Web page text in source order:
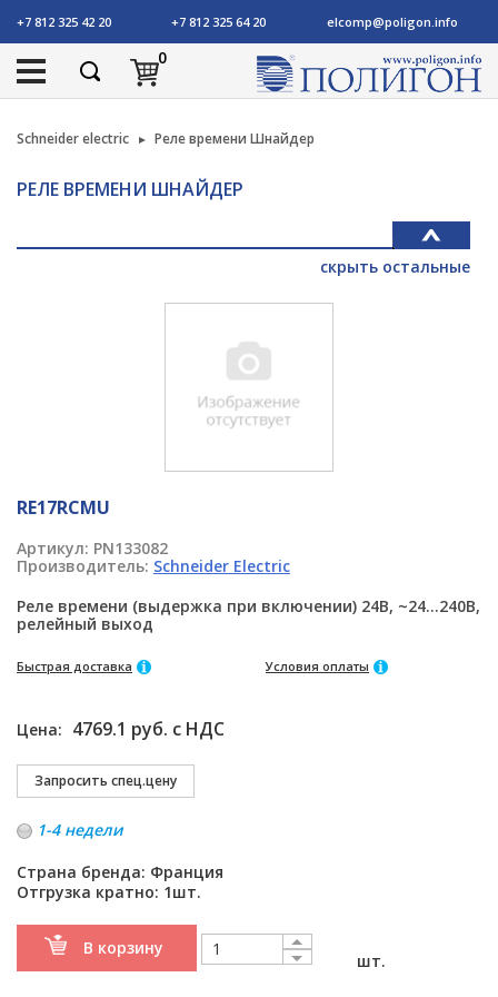
+7 812 325 42 20 +7 812 325 64 20 elcomp@poligon.info
0
Schneider electric Реле времени Шнайдер
РЕЛЕ ВРЕМЕНИ ШНАЙДЕР
скрыть остальные
RE17RCMU
Артикул: PN133082
Производитель: Schneider Electric
Реле времени (выдержка при включении) 24В, ~24...240В,
релейный выход
Быстрая доставка Условия оплаты
Цена: 4769.1 руб. с НДС
1-4 недели
Страна бренда: Франция
Отгрузка кратно: 1шт.
В корзину
шт.